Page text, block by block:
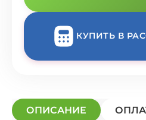
КУПИТЬ В
ОПИСАНИЕ